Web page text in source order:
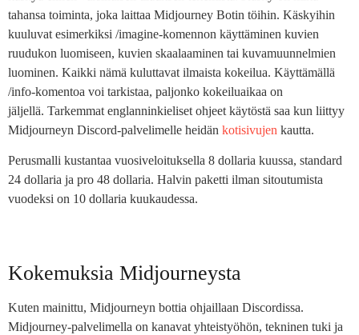
tahansa toiminta, joka laittaa Midjourney Botin töihin. Käskyihin
kuuluvat esimerkiksi /imagine-komennon käyttäminen kuvien
ruudukon luomiseen, kuvien skaalaaminen tai kuvamuunnelmien
luominen. Kaikki nämä kuluttavat ilmaista kokeilua. Käyttämällä
/info-komentoa voi tarkistaa, paljonko kokeiluaikaa on
jäljellä. Tarkemmat englanninkieliset ohjeet käytöstä saa kun liittyy
Midjourneyn Discord-palvelimelle heidän kotisivujen kautta.
Perusmalli kustantaa vuosiveloituksella 8 dollaria kuussa, standard
24 dollaria ja pro 48 dollaria. Halvin paketti ilman sitoutumista
vuodeksi on 10 dollaria kuukaudessa.
Kokemuksia Midjourneysta
Kuten mainittu, Midjourneyn bottia ohjaillaan Discordissa.
Midjourney-palvelimella on kanavat yhteistyöhön, tekninen tuki ja